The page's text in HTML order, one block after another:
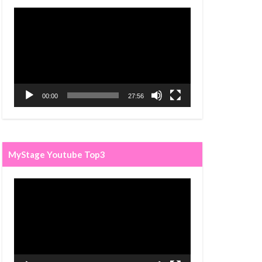
Video
00:00 27:56
MyStage Youtube Top3
Video